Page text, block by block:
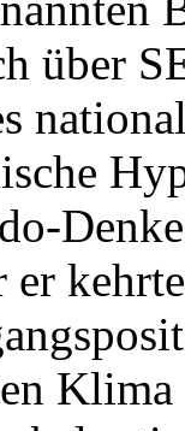
über
er
Klima